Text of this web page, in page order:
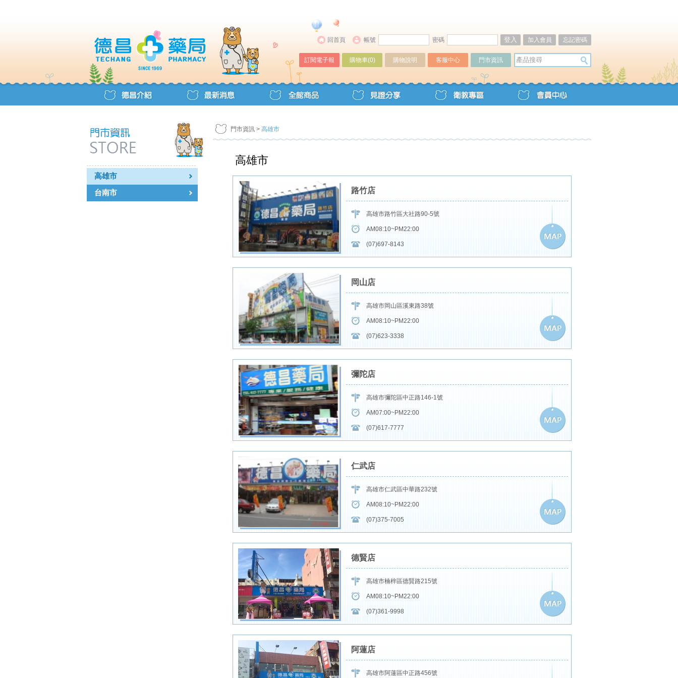
回首頁 帳號 密碼 加入會員 忘記密碼
訂閱電子報 購物車(0) 購物說明 客服中心 門市資訊
高雄市
台南市
門市資訊 > 高雄市
高雄市
路竹店
高雄市路竹區大社路90-5號
AM08:10~PM22:00
(07)697-8143
岡山店
高雄市岡山區溪東路38號
AM08:10~PM22:00
(07)623-3338
彌陀店
高雄市彌陀區中正路146-1號
AM07:00~PM22:00
(07)617-7777
仁武店
高雄市仁武區中華路232號
AM08:10~PM22:00
(07)375-7005
德賢店
高雄市楠梓區德賢路215號
AM08:10~PM22:00
(07)361-9998
阿蓮店
高雄市阿蓮區中正路456號